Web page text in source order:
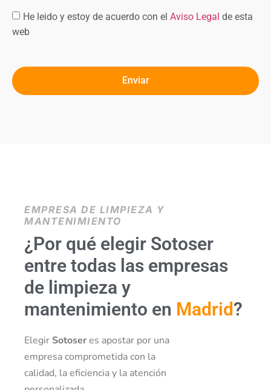
He leido y estoy de acuerdo con el Aviso Legal de esta
web
Enviar
EMPRESA DE LIMPIEZA Y
MANTENIMIENTO
¿Por qué elegir Sotoser
entre todas las empresas
de limpieza y
mantenimiento en Madrid?
Elegir Sotoseres apostar por una
empresa comprometida con la
calidad, la eficiencia y la atención